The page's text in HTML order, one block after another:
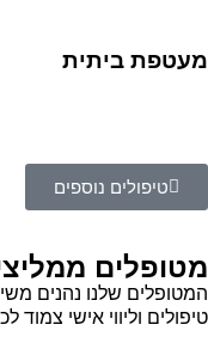
מעטפת ביתית
טיפולים נוספים
מטופלים
המטופלים שלנו נהנים
טיפולים וליווי אישי צמוד